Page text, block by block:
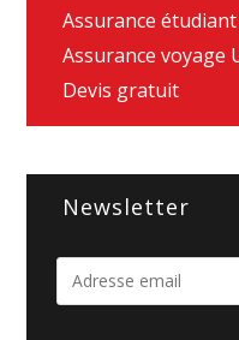
Assurance étudiant
Assurance voyage
Devis gratuit
Newsletter